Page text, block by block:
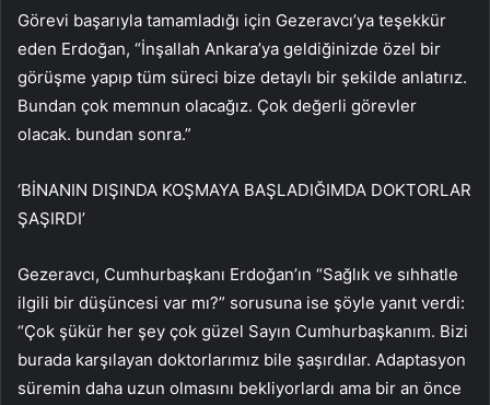
Görevi başarıyla tamamladığı için Gezeravcı’ya teşekkür
eden Erdoğan, “İnşallah Ankara’ya geldiğinizde özel bir
görüşme yapıp tüm süreci bize detaylı bir şekilde anlatırız.
Bundan çok memnun olacağız. Çok değerli görevler
olacak. bundan sonra.”
‘BİNANIN DIŞINDA KOŞMAYA BAŞLADIĞIMDA DOKTORLAR
ŞAŞIRDI’
Gezeravcı, Cumhurbaşkanı Erdoğan’ın “Sağlık ve sıhhatle
ilgili bir düşüncesi var mı?” sorusuna ise şöyle yanıt verdi:
“Çok şükür her şey çok güzel Sayın Cumhurbaşkanım. Bizi
burada karşılayan doktorlarımız bile şaşırdılar. Adaptasyon
süremin daha uzun olmasını bekliyorlardı ama bir an önce